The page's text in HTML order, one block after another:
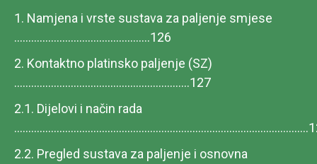
1. Namjena i vrste sustava za paljenje smjese
................................................126
2. Kontaktno platinsko paljenje (SZ)
..............................................................127
2.1. Dijelovi i način rada
2.2. Pregled sustava za paljenje i osnovna